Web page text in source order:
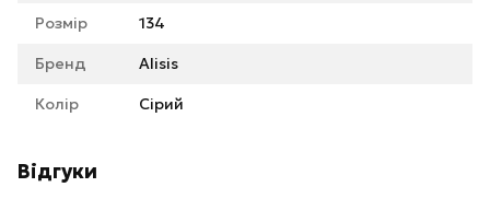
Розмір 134
Бренд Alisis
Колір Сірий
Відгуки